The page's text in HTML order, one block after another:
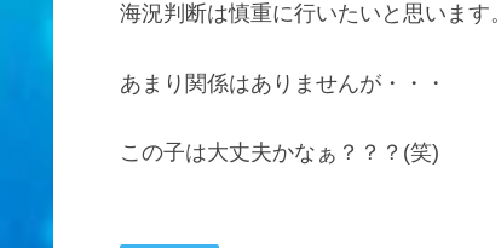
海況判断は慎重に行いたいと思います。
あまり関係はありませんが・・・
この子は大丈夫かなぁ？？？(笑)